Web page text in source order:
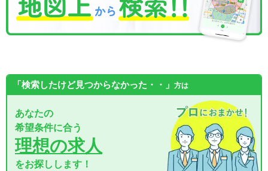
「検索したけど見つからなかった・・」 方は
あなたの
希望条件に合う
理想の求人
をお探しします！